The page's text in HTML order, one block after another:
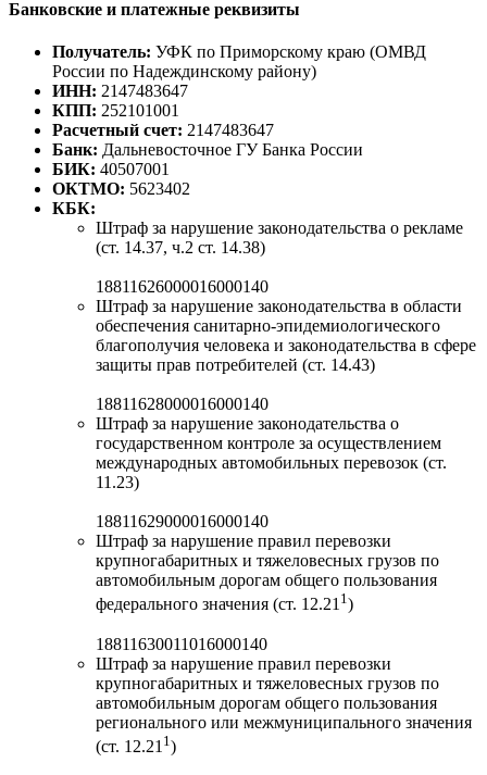
Банковские и платежные реквизиты
Получатель: УФК по Приморскому краю (ОМВД
России по Надеждинскому району)
ИНН: 2147483647
КПП: 252101001
Расчетный счет: 2147483647
Банк: Дальневосточное ГУ Банка России
БИК: 40507001
ОКТМО: 5623402
КБК:
Штраф за нарушение законодательства о рекламе
(ст. 14.37, ч.2 ст. 14.38)
18811626000016000140
Штраф за нарушение законодательства в области
обеспечения санитарно-эпидемиологического
благополучия человека и законодательства в сфере
защиты прав потребителей (ст. 14.43)
18811628000016000140
Штраф за нарушение законодательства о
государственном контроле за осуществлением
международных автомобильных перевозок (ст.
11.23)
18811629000016000140
Штраф за нарушение правил перевозки
крупногабаритных и тяжеловесных грузов по
автомобильным дорогам общего пользования
федерального значения (ст. 12.211)
18811630011016000140
Штраф за нарушение правил перевозки
крупногабаритных и тяжеловесных грузов по
автомобильным дорогам общего пользования
регионального или межмуниципального значения
(ст. 12.21 1 )